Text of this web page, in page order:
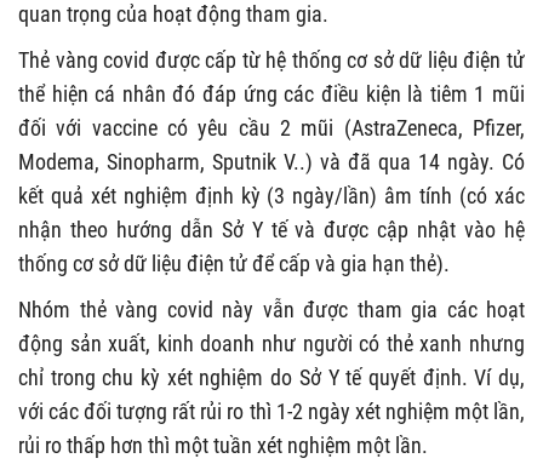
quan trọng của hoạt động tham gia.
Thẻ vàng covid được cấp từ hệ thống cơ sở dữ liệu điện tử
thể hiện cá nhân đó đáp ứng các điều kiện là tiêm 1 mũi
đối với vaccine có yêu cầu 2 mũi (AstraZeneca, Pfizer,
Modema, Sinopharm, Sputnik V..) và đã qua 14 ngày. Có
kết quả xét nghiệm định kỳ (3 ngày/lần) âm tính (có xác
nhận theo hướng dẫn Sở Y tế và được cập nhật vào hệ
thống cơ sở dữ liệu điện tử để cấp và gia hạn thẻ).
Nhóm thẻ vàng covid này vẫn được tham gia các hoạt
động sản xuất, kinh doanh như người có thẻ xanh nhưng
chỉ trong chu kỳ xét nghiệm do Sở Y tế quyết định. Ví dụ,
với các đối tượng rất rủi ro thì 1-2 ngày xét nghiệm một lần,
rủi ro thấp hơn thì một tuần xét nghiệm một lần.